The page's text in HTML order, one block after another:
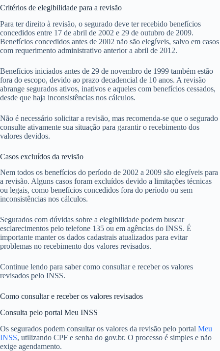
Critérios de elegibilidade para a revisão
Para ter direito à revisão, o segurado deve ter recebido benefícios
concedidos entre 17 de abril de 2002 e 29 de outubro de 2009.
Benefícios concedidos antes de 2002 não são elegíveis, salvo em casos
com requerimento administrativo anterior a abril de 2012.
Benefícios iniciados antes de 29 de novembro de 1999 também estão
fora do escopo, devido ao prazo decadencial de 10 anos. A revisão
abrange segurados ativos, inativos e aqueles com benefícios cessados,
desde que haja inconsistências nos cálculos.
Não é necessário solicitar a revisão, mas recomenda-se que o segurado
consulte ativamente sua situação para garantir o recebimento dos
valores devidos.
Casos excluídos da revisão
Nem todos os benefícios do período de 2002 a 2009 são elegíveis para
a revisão. Alguns casos foram excluídos devido a limitações técnicas
ou legais, como benefícios concedidos fora do período ou sem
inconsistências nos cálculos.
Segurados com dúvidas sobre a elegibilidade podem buscar
esclarecimentos pelo telefone 135 ou em agências do INSS. É
importante manter os dados cadastrais atualizados para evitar
problemas no recebimento dos valores revisados.
Continue lendo para saber como consultar e receber os valores
revisados pelo INSS.
Como consultar e receber os valores revisados
Consulta pelo portal Meu INSS
Os segurados podem consultar os valores da revisão pelo portal Meu
INSS, utilizando CPF e senha do gov.br. O processo é simples e não
exige agendamento.